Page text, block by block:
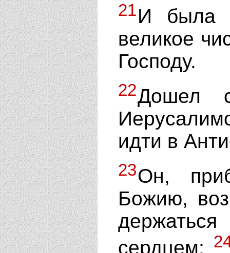
21И была
великое
Господу.
22Дошел
идти в
23Он,
Божию,
сердцем;